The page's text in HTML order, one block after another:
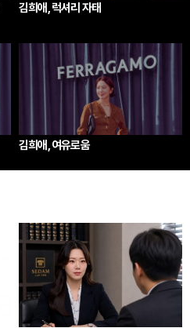
김희애, 럭셔리 자태
김희애, 여유로움